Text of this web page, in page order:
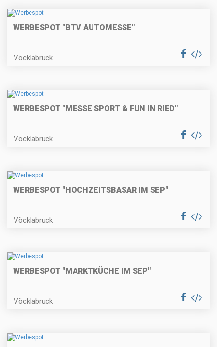
WERBESPOT "BTV AUTOMESSE"
Vöcklabruck
WERBESPOT "MESSE SPORT & FUN IN RIED"
Vöcklabruck
WERBESPOT "HOCHZEITSBASAR IM SEP"
Vöcklabruck
WERBESPOT "MARKTKÜCHE IM SEP"
Vöcklabruck